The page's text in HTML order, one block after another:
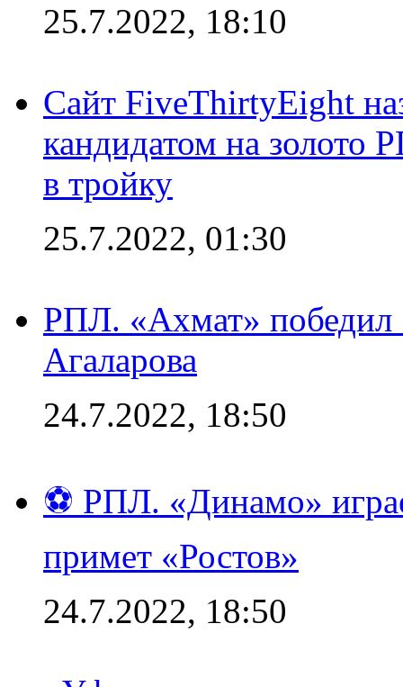
25.7.2022, 18:10
Сайт FiveThirtyEight
кандидатом на
в тройку
25.7.2022, 01:30
РПЛ. «Ахмат» победил
Агаларова
24.7.2022, 18:50
⚽ РПЛ. «Динамо»
примет «Ростов»
24.7.2022, 18:50